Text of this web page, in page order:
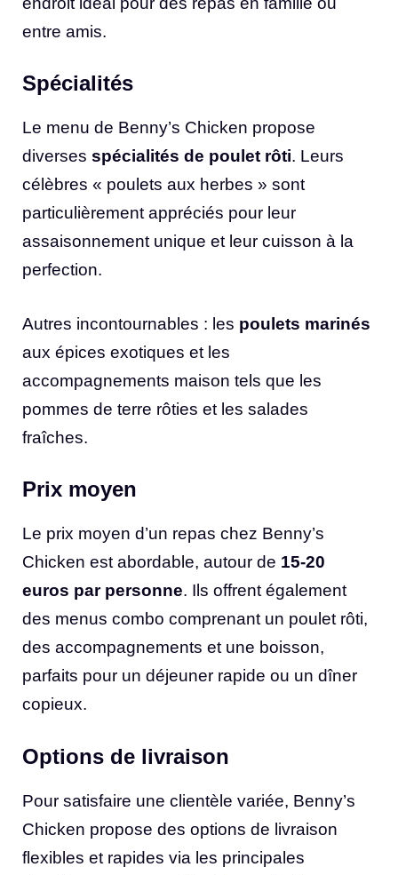
entre amis.
Spécialités
Le menu de Benny’s Chicken propose
diverses spécialités de poulet rôti. Leurs
célèbres « poulets aux herbes » sont
particulièrement appréciés pour leur
assaisonnement unique et leur cuisson à la
perfection.
Autres incontournables : les poulets marinés
aux épices exotiques et les
accompagnements maison tels que les
pommes de terre rôties et les salades
fraîches.
Prix moyen
Le prix moyen d’un repas chez Benny’s
Chicken est abordable, autour de 15-20
euros par personne. Ils offrent également
des menus combo comprenant un poulet rôti,
des accompagnements et une boisson,
parfaits pour un déjeuner rapide ou un dîner
copieux.
Options de livraison
Pour satisfaire une clientèle variée, Benny’s
Chicken propose des options de livraison
flexibles et rapides via les principales